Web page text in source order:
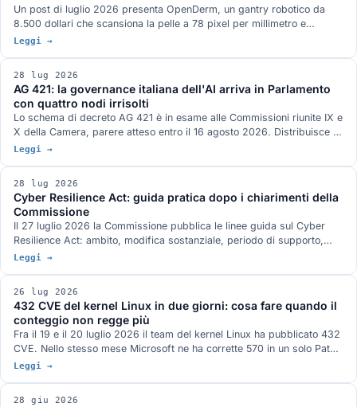
Un post di luglio 2026 presenta OpenDerm, un gantry robotico da
8.500 dollari che scansiona la pelle a 78 pixel per millimetro e
sostiene che il collo di bottiglia della diagnosi precoce non è il
chirurgiche in dermoscopia, il primo software AI approvato per
guidare un ecografo.
Leggi →
28 lug 2026
AG 421: la governance italiana dell'AI arriva in Parlamento
con quattro nodi irrisolti
Lo schema di decreto AG 421 è in esame alle Commissioni riunite IX e
X della Camera, parere atteso entro il 16 agosto 2026. Distribuisce i
poteri fra sei autorità e disciplina formazione, lavoro, sanità,
24 luglio.
Leggi →
28 lug 2026
Cyber Resilience Act: guida pratica dopo i chiarimenti della
Commissione
Il 27 luglio 2026 la Commissione pubblica le linee guida sul Cyber
Resilience Act: ambito, modifica sostanziale, periodo di supporto,
reporting e valutazione del rischio, con 67 esempi pratici e attenzione
Leggi →
26 lug 2026
432 CVE del kernel Linux in due giorni: cosa fare quando il
conteggio non regge più
Fra il 19 e il 20 luglio 2026 il team del kernel Linux ha pubblicato 432
CVE. Nello stesso mese Microsoft ne ha corrette 570 in un solo Patch
Tuesday e Oracle 1.235 in un Critical Patch Update. Il motore comune
Leggi →
28 giu 2026